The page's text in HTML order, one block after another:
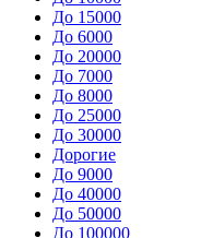
До 15000
До 6000
До 20000
До 7000
До 8000
До 25000
До 30000
Дорогие
До 9000
До 40000
До 50000
До 100000